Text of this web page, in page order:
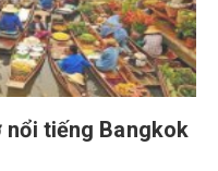
nổi tiếng Bangkok